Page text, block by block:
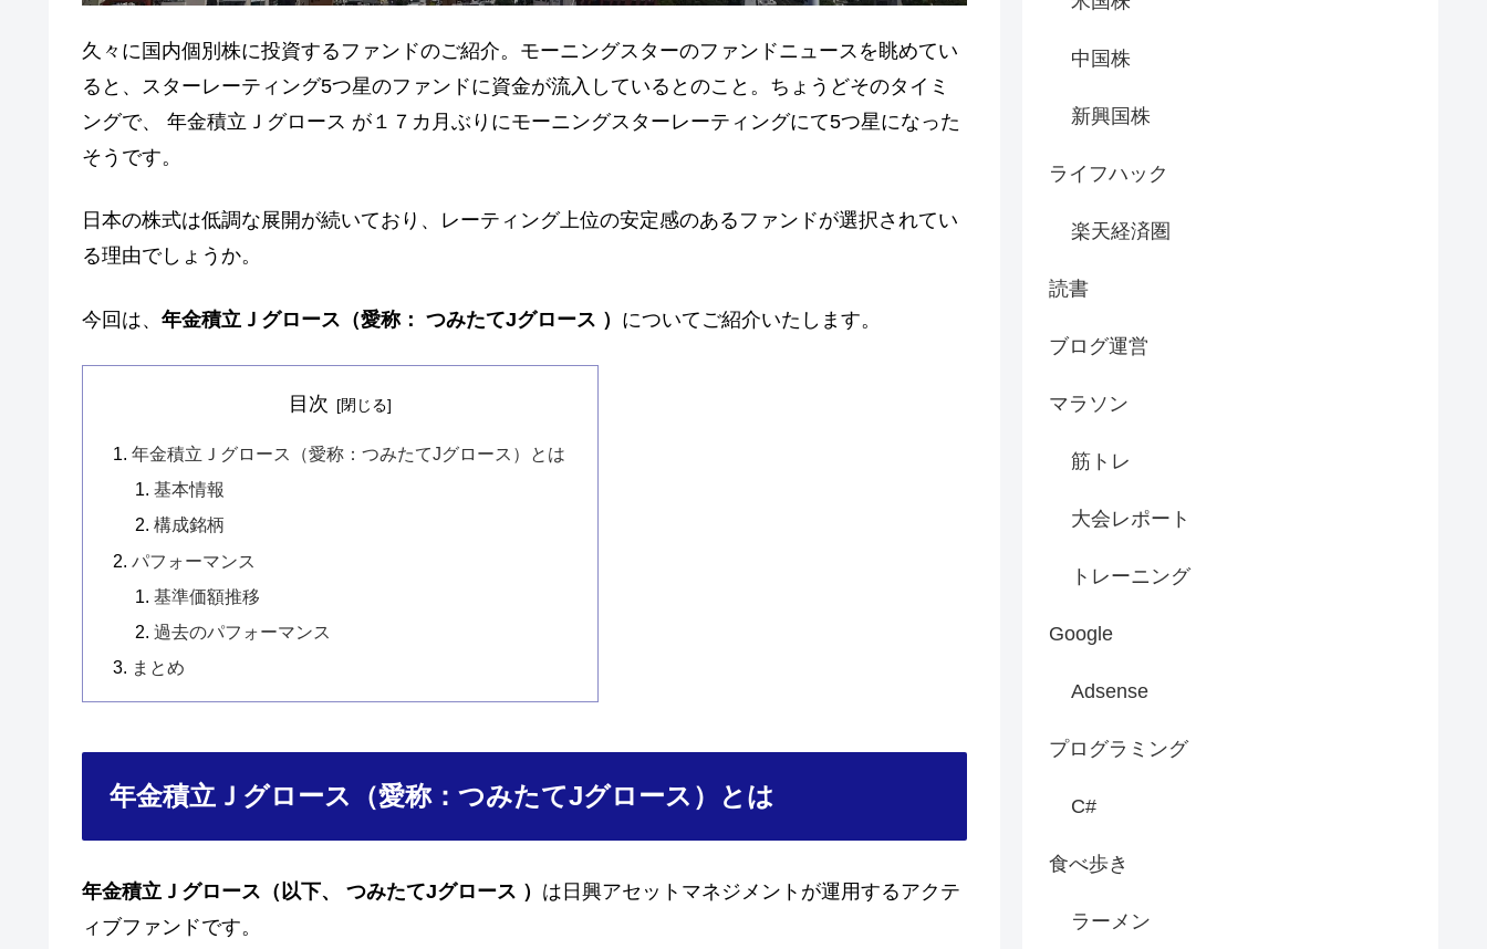
久々に国内個別株に投資するファンドのご紹介。モーニングスターのファンドニュースを眺めてい
ると、スターレーティング5つ星のファンドに資金が流入しているとのこと。ちょうどそのタイミ
ングで、 年金積立Ｊグロース が１７カ月ぶりにモーニングスターレーティングにて5つ星になった
そうです。
日本の株式は低調な展開が続いており、レーティング上位の安定感のあるファンドが選択されてい
る理由でしょうか。
今回は、 年金積立Ｊグロース （愛称： つみたてJグロース ） についてご紹介いたします。
目次
年金積立Ｊグロース（愛称：つみたてJグロース）とは
基本情報
構成銘柄
パフォーマンス
基準価額推移
過去のパフォーマンス
まとめ
年金積立Ｊグロース（愛称：つみたてJグロース）とは
年金積立Ｊグロース （以下、 つみたてJグロース ） は日興アセットマネジメントが運用するアクテ
ィブファンドです。
中国株
新興国株
ライフハック
楽天経済圏
読書
ブログ運営
マラソン
筋トレ
大会レポート
トレーニング
Google
Adsense
プログラミング
C#
食べ歩き
ラーメン